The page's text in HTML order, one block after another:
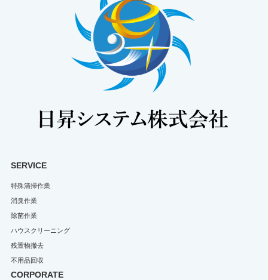
SERVICE
特殊清掃作業
消臭作業
除菌作業
ハウスクリーニング
残置物撤去
不用品回収
CORPORATE